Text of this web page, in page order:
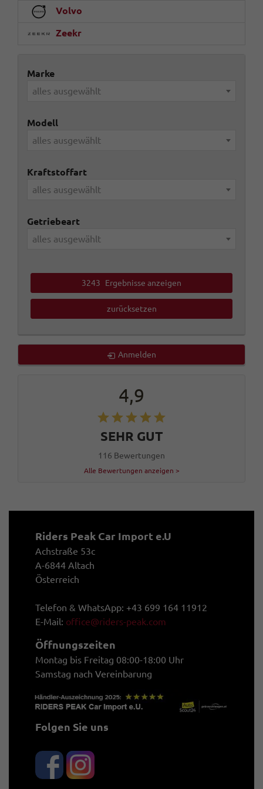
Volvo
Zeekr
Marke
alles ausgewählt
Modell
alles ausgewählt
Kraftstoffart
alles ausgewählt
Getriebeart
alles ausgewählt
3243 Ergebnisse anzeigen
zurücksetzen
Anmelden
4,9
SEHR GUT
116 Bewertungen
Alle Bewertungen anzeigen >
Riders Peak Car Import e.U
Achstraße 53c
A-6844 Altach
Österreich
Telefon & WhatsApp: +43 699 164 11912
E-Mail: office@riders-peak.com
Öffnungszeiten
Montag bis Freitag 08:00-18:00 Uhr
Samstag nach Vereinbarung
Folgen Sie uns